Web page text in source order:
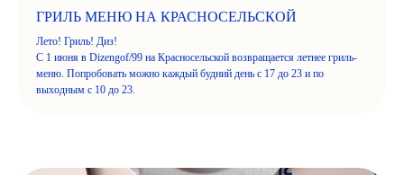
ГРИЛЬ МЕНЮ НА КРАСНОСЕЛЬСКОЙ
Лето! Гриль! Диз!
С 1 июня в Dizengof/99 на Красносельской возвращается летнее гриль-
меню. Попробовать можно каждый будний день с 17 до 23 и по
выходным с 10 до 23.